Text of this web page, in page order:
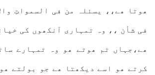
ھوتا ھے،، یسئلہ من فی السمواتِ
فی شأن ،، وہ تمہاری آنکھوں کی
ھے،جہاں تم ھوتے ھو وہ تمہارے
کرتے ھو اسے دیکھتا ھے جو بولتے